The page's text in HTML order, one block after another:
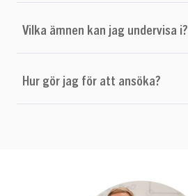
Vilka ämnen kan jag undervisa i?
Hur gör jag för att ansöka?